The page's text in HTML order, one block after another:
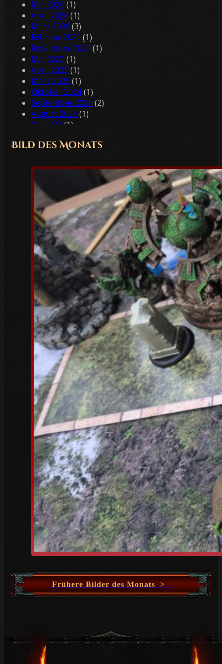
Mai 2026(1)
April 2026(1)
März 2026(3)
Februar 2026(1)
November 2025(1)
Mai 2025(1)
April 2025(1)
März 2025(1)
Oktober 2024(1)
September 2024(2)
August 2024(1)
Juli 2024 (1)
Mai 2024(2)
Februar 2024(1)
Januar 2024
Dezember 2023(1)
November 2023(1)
Oktober 2023(3)
Juli 2023(1)
Juni 2023 (1)
Mai 2023(5)
April 2023(3)
März 2023(6)
Februar 2023(4)
Januar 2023
(5)
Dezember 2022(4)
November 2022(4)
Oktober 2022(5)
Bild des Monats
Frühere Bilder des Monats >